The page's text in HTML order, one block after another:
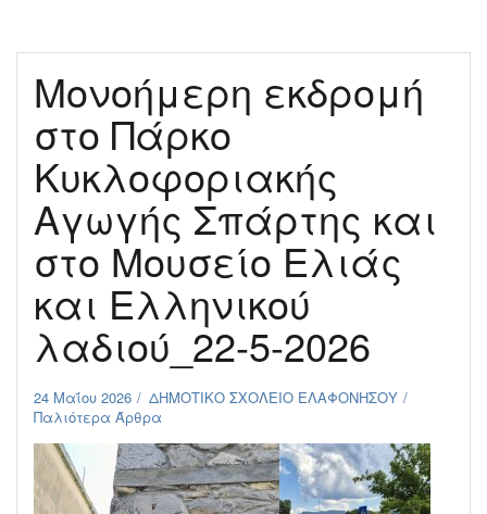
Μονοήμερη εκδρομή
στο Πάρκο
Κυκλοφοριακής
Αγωγής Σπάρτης και
στο Μουσείο Ελιάς
και Ελληνικού
λαδιού_22-5-2026
24 Μαΐου 2026
ΔΗΜΟΤΙΚΟ ΣΧΟΛΕΙΟ ΕΛΑΦΟΝΗΣΟΥ
Παλιότερα Άρθρα